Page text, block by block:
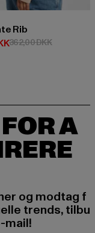
DKK
Rib
pris: 231,68 DKK
362,00 DKK
A
og modtag f
trends, tilbu
mail!